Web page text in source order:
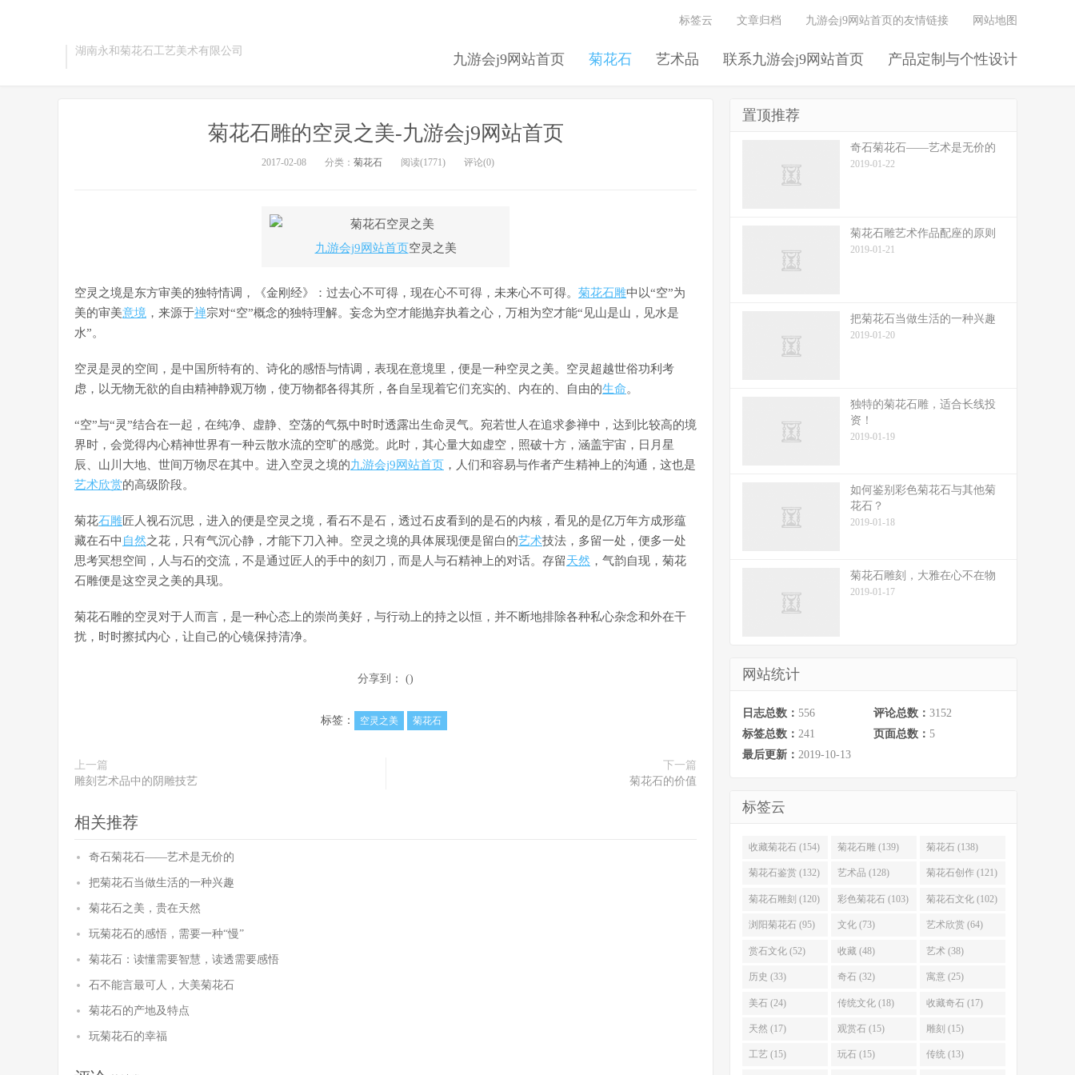
湖南永和菊花石工艺美术有限公司
九游会j9网站首页 菊花石 艺术品 联系九游会j9网站首页 产品定制与个性设计
标签云 文章归档 九游会j9网站首页的友情链接 网站地图
菊花石雕的空灵之美-九游会j9网站首页
2017-02-08 分类： 菊花石 阅读(1771) 评论(0)
九游会j9网站首页空灵之美
空灵之境是东方审美的独特情调，《金刚经》：过去心不可得，现在心不可得，未来心不可得。 菊花石雕中以“空”为
美的审美意境 ，来源于禅宗对“空”概念的独特理解。妄念为空才能抛弃执着之心，万相为空才能“见山是山，见水是
水”。
空灵是灵的空间，是中国所特有的、诗化的感悟与情调，表现在意境里，便是一种空灵之美。空灵超越世俗功利考
虑，以无物无欲的自由精神静观万物，使万物都各得其所，各自呈现着它们充实的、内在的、自由的生命。
“空”与“灵”结合在一起，在纯净、虚静、空荡的气氛中时时透露出生命灵气。宛若世人在追求参禅中，达到比较高的境
界时，会觉得内心精神世界有一种云散水流的空旷的感觉。此时，其心量大如虚空，照破十方，涵盖宇宙，日月星
辰、山川大地、世间万物尽在其中。进入空灵之境的九游会j9网站首页 ，人们和容易与作者产生精神上的沟通，这也是
艺术欣赏的高级阶段。
菊花石雕匠人视石沉思，进入的便是空灵之境，看石不是石，透过石皮看到的是石的内核，看见的是亿万年方成形蕴
藏在石中 自然之花，只有气沉心静，才能下刀入神。空灵之境的具体展现便是留白的艺术技法，多留一处，便多一处
思考冥想空间，人与石的交流，不是通过匠人的手中的刻刀，而是人与石精神上的对话。存留天然 ，气韵自现，菊花
石雕便是这空灵之美的具现。
菊花石雕的空灵对于人而言，是一种心态上的崇尚美好，与行动上的持之以恒，并不断地排除各种私心杂念和外在干
扰，时时擦拭内心，让自己的心镜保持清净。
分享到： ()
标签： 空灵之美 菊花石
上一篇
雕刻艺术品中的阴雕技艺
下一篇
菊花石的价值
相关推荐
奇石菊花石——艺术是无价的
把菊花石当做生活的一种兴趣
菊花石之美，贵在天然
玩菊花石的感悟，需要一种“慢”
菊花石：读懂需要智慧，读透需要感悟
石不能言最可人，大美菊花石
菊花石的产地及特点
玩菊花石的幸福
置顶推荐
奇石菊花石——艺术是无价的
2019-01-22
菊花石雕艺术作品配座的原则
2019-01-21
把菊花石当做生活的一种兴趣
2019-01-20
独特的菊花石雕，适合长线投
资！
2019-01-19
如何鉴别彩色菊花石与其他菊
花石？
2019-01-18
菊花石雕刻，大雅在心不在物
2019-01-17
网站统计
日志总数： 556 评论总数： 3152
标签总数： 241 页面总数： 5
最后更新： 2019-10-13
标签云
收藏菊花石 (154) 菊花石雕 (139) 菊花石 (138)
菊花石鉴赏 (132) 艺术品 (128) 菊花石创作 (121)
菊花石雕刻 (120) 彩色菊花石 (103) 菊花石文化 (102)
浏阳菊花石 (95) 文化 (73) 艺术欣赏 (64)
赏石文化 (52) 收藏 (48) 艺术 (38)
历史 (33) 奇石 (32) 寓意 (25)
美石 (24) 传统文化 (18) 收藏奇石 (17)
天然 (17) 观赏石 (15) 雕刻 (15)
工艺 (15) 玩石 (15) 传统 (13)